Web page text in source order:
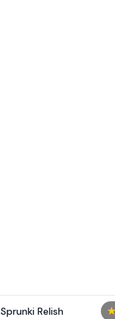
★
Sprunki Relish